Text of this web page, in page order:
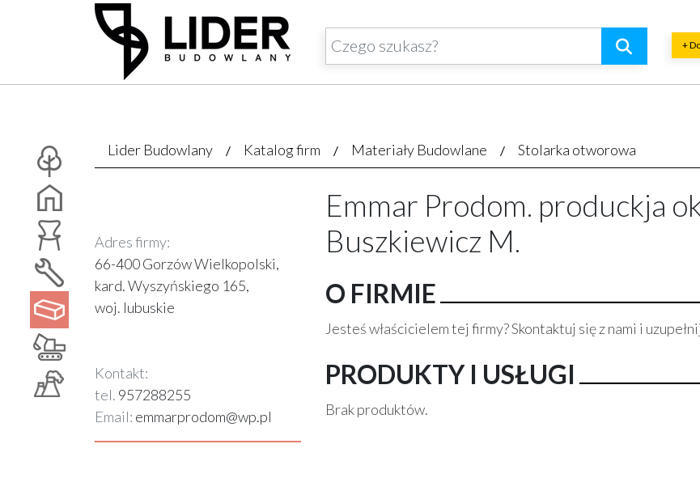
+
Lider Budowlany Katalog firm Materiały Budowlane Stolarka otworowa
Adres firmy:
66-400 Gorzów Wielkopolski,
kard. Wyszyńskiego 165,
woj. lubuskie
Kontakt:
tel. 957288255
Email: emmarprodom@wp.pl
Emmar Prodom. produckja
Buszkiewicz M.
O FIRMIE
Jesteś właścicielem tej firmy? Skontaktuj się z nami i
PRODUKTY I USŁUGI
Brak produktów.